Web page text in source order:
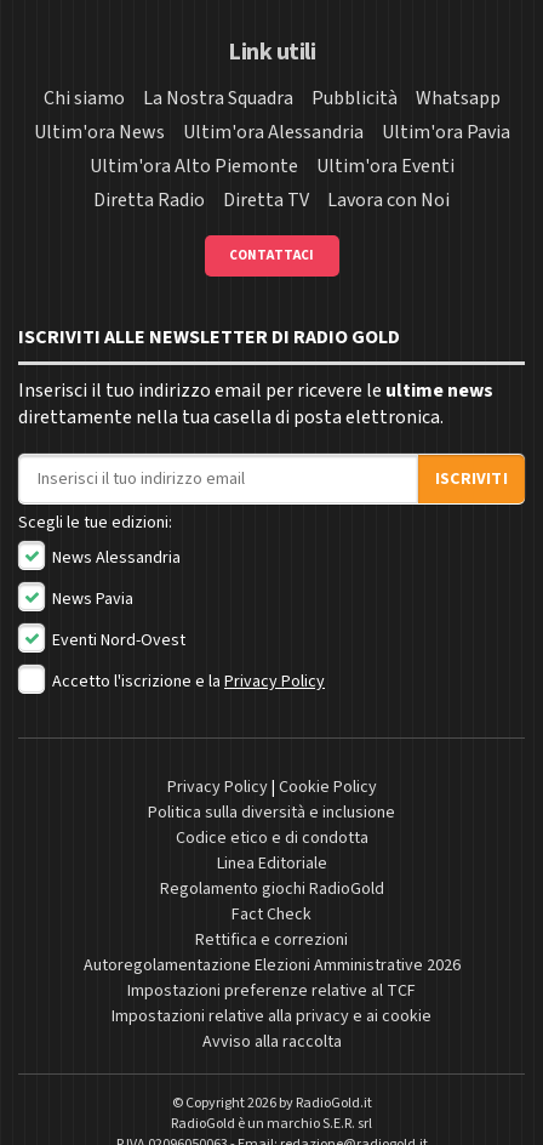
Link utili
Chi siamo La Nostra Squadra Pubblicità
Whatsapp
Ultim'ora News
Ultim'ora Alessandria
Ultim'ora Pavia
Ultim'ora Alto Piemonte
Ultim'ora Eventi
Diretta Radio
Diretta TV Lavora con Noi
CONTATTACI
ISCRIVITI ALLE NEWSLETTER DI RADIO GOLD
Inserisci il tuo indirizzo email per ricevere le ultime news
direttamente nella tua casella di posta elettronica.
Indirizzo email
ISCRIVITI
Scegli le tue edizioni:
News Alessandria
News Pavia
Eventi Nord-Ovest
Accetto l'iscrizione e la Privacy Policy
Privacy Policy| Cookie Policy
Politica sulla diversità e inclusione
Codice etico e di condotta
Linea Editoriale
Regolamento giochi RadioGold
Fact Check
Rettifica e correzioni
Autoregolamentazione Elezioni Amministrative 2026
Impostazioni preferenze relative al TCF
Impostazioni relative alla privacy e ai cookie
Avviso alla raccolta
© Copyright 2026 byRadioGold.it
RadioGold è un marchio S.E.R. srl